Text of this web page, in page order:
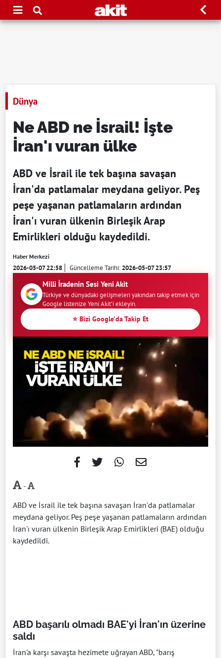
Dünya
Ne ABD ne İsrail! İşte
İran'ı vuran ülke
ABD ve İsrail ile tek başına savaşan
İran'da patlamalar meydana geliyor. Peş
peşe yaşanan patlamaların ardından
İran'ı vuran ülkenin Birleşik Arap
Emirlikleri olduğu kaydedildi.
Haber Merkezi
2026-05-07 22:58 Güncelleme Tarihi:2026-05-07 23:57
Milli İradenin Sesi Yeni Akit
Türkiye ve dünyadaki gelişmeleri yakından takip etmek için
Google listenize Yeni Akit'i ekleyin.
⭐ Bizi Google'da Takip Et
-
ABD ve İsrail ile tek başına savaşan İran'da patlamalar
meydana geliyor. Peş peşe yaşanan patlamaların ardından
İran'ı vuran ülkenin Birleşik Arap Emirlikleri (BAE) olduğu
kaydedildi.
ABD başarılı olmadı BAE'yi İran'ın üzerine
saldı
İran'a karşı savaşta hezimete uğrayan ABD, "barış